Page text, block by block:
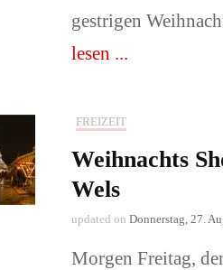
gestrigen
lesen ...
FREIZEIT
Weihnachts
Wels
updated on Donnerstag, 27.
Morgen Freitag,